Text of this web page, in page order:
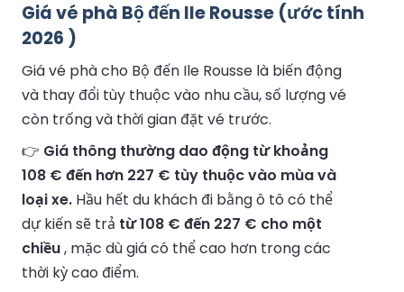
Giá vé phà Bộ đến Ile Rousse (ước tính
2026 )
Giá vé phà cho Bộ đến Ile Rousse là biến động
và thay đổi tùy thuộc vào nhu cầu, số lượng vé
còn trống và thời gian đặt vé trước.
👉 Giá thông thường dao động từ khoảng
108 € đến hơn 227 € tùy thuộc vào mùa và
loại xe. Hầu hết du khách đi bằng ô tô có thể
dự kiến sẽ trả từ 108 € đến 227 € cho một
chiều, mặc dù giá có thể cao hơn trong các
thời kỳ cao điểm.